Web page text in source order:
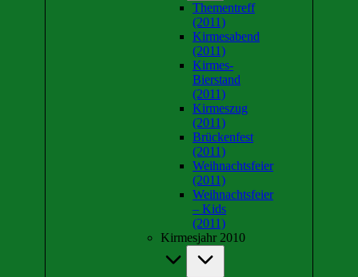
Thementreff
(2011)
Kirmesabend
(2011)
Kirmes-
Bierstand
(2011)
Kirmeszug
(2011)
Brückenfest
(2011)
Weihnachtsfeier
(2011)
Weihnachtsfeier
– Kids
(2011)
Kirmesjahr 2010